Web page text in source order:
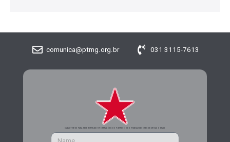
comunica@ptmg.org.br 031 3115-7613
CADASTRE-SE PARA RECEBER MAIS INFORMAÇÕES DO PARTIDO DOS TRABALHADORES DE MINAS GERAIS